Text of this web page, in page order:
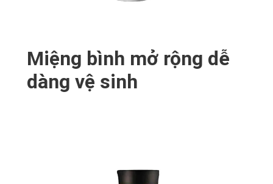
Miệng bình mở rộng dễ
dàng vệ sinh